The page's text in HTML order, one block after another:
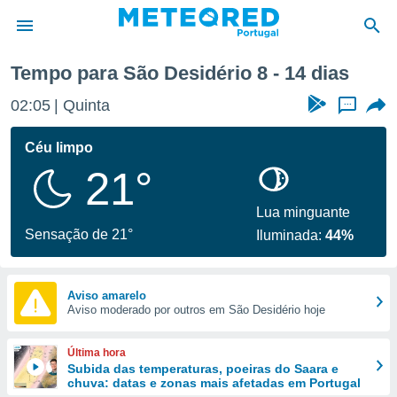
da
foi
fornecidas
a este
das
e
forma
digital
Tempo para São Desidério 8 - 14 dias
02:05 Quinta ...
Céu limpo
21°
Sensação de 21°
Lua minguante
Iluminada:44%
Aviso amarelo
Aviso moderado por outros em São Desidério hoje
Última hora
Subida das temperaturas, poeiras do Saara e
chuva: datas e zonas mais afetadas em Portugal